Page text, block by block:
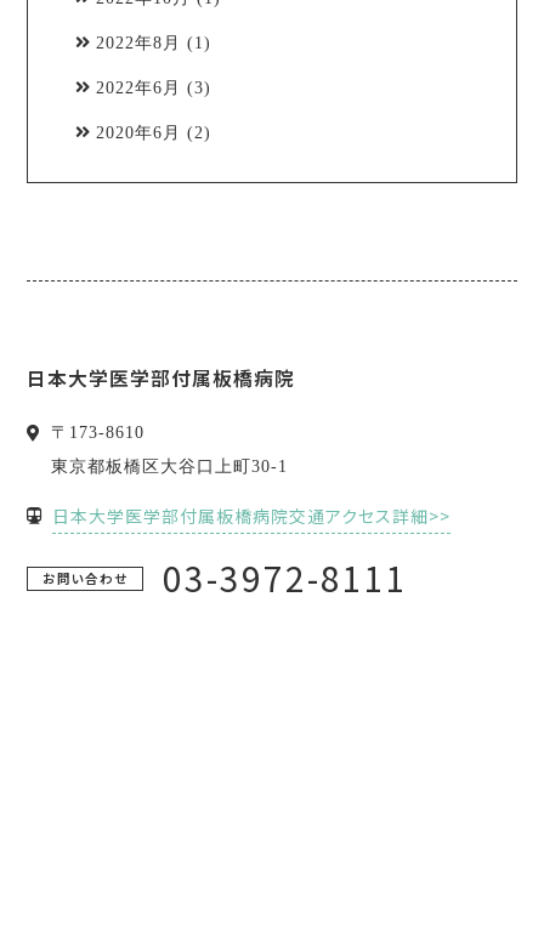
2022年8月 (1)
2022年6月 (3)
2020年6月 (2)
日本大学医学部付属板橋病院
〒 173-8610
東京都板橋区 大谷口上町30-1
日本大学医学部付属板橋病院交通アクセス詳細>>
お問い合わせ 03-3972-8111